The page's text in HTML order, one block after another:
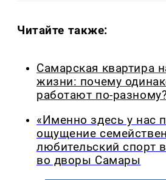
Читайте также:
Самарская квартира
жизни: почему
работают по-
«Именно здесь у нас
ощущение
любительский спорт
во дворы Самары